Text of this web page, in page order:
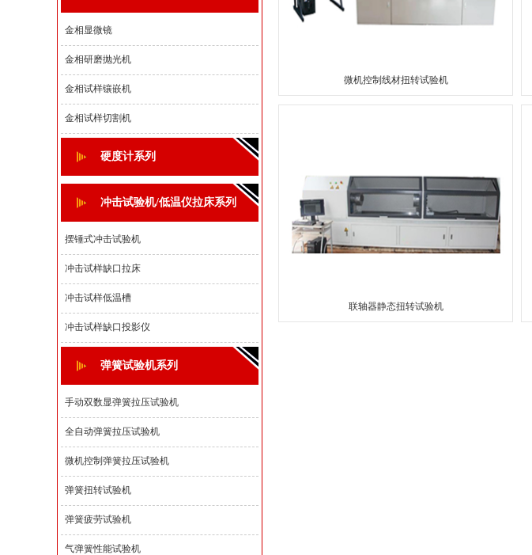
金相显微镜
金相研磨抛光机
金相试样镶嵌机
金相试样切割机
硬度计系列
冲击试验机/低温仪拉床系列
摆锤式冲击试验机
冲击试样缺口拉床
冲击试样低温槽
冲击试样缺口投影仪
弹簧试验机系列
手动双数显弹簧拉压试验机
全自动弹簧拉压试验机
微机控制弹簧拉压试验机
弹簧扭转试验机
弹簧疲劳试验机
气弹簧性能试验机
微机控制线材扭转试验机
联轴器静态扭转试验机